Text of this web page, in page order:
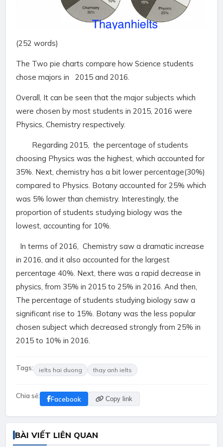
(252 words)
The Two pie charts compare how Science students
chose majors in 2015 and 2016.
Overall, It can be seen that the major subjects which
were chosen by most students in 2015, 2016 were
Physics, Chemistry respectively.
Regarding 2015, the percentage of students
choosing Physics was the highest, which accounted for
35%. Next, chemistry has a bit lower percentage(30%)
compared to Physics. Botany accounted for 25% which
was 5% lower than chemistry. Interestingly, the
proportion of students studying biology was the
lowest, accounting for 10%.
In terms of 2016, Chemistry saw a dramatic increase
in 2016, and it also accounted for the largest
percentage 40%. Next, there was a rapid decrease in
physics, from 35% in 2015 to 25% in 2016. And then,
The percentage of students studying biology saw a
significant rise to 15%. Botany was the less popular
chosen subject which decreased strongly from 25% in
2015 to 10% in 2016.
Tags: ielts hai duong thay anh ielts
Chia sẻ: Facebook Copy link
BÀI VIẾT LIÊN QUAN